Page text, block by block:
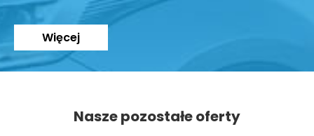
Więcej
Nasze pozostałe oferty